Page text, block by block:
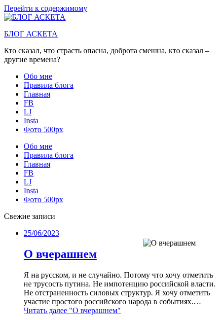
Перейти к содержимому
БЛОГ АСКЕТА
Кто сказал, что страсть опасна, доброта смешна, кто сказал –
другие времена?
Обо мне
Правила блога
Главная
FB
LJ
Insta
Фото 500px
Обо мне
Правила блога
Главная
FB
LJ
Insta
Фото 500px
Свежие записи
25/06/2023
О вчерашнем
Я на русском, и не случайно. Потому что хочу отметить
не трусость путина. Не импотенцию российской власти.
Не отстраненность силовых структур. Я хочу отметить
участие простого российского народа в событиях.…
Читать далее "О вчерашнем"